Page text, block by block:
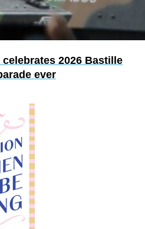
celebrates 2026 Bastille
ever